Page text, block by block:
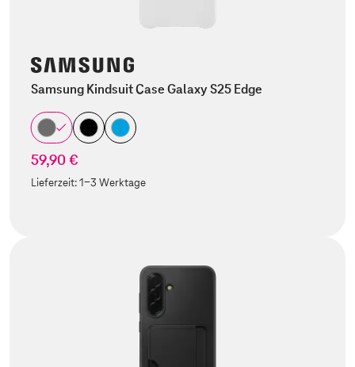
Samsung Kindsuit Case Galaxy S25 Edge
59,90 €
Lieferzeit:1-3 Werktage